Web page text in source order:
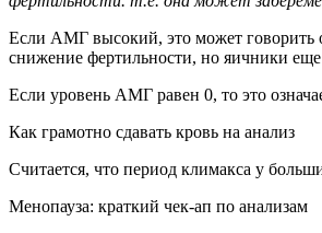
Если АМГ высокий, это может говорить
снижение фертильности, но яичники
Если уровень АМГ равен 0, то это
Как грамотно сдавать кровь на анализ
Считается, что период климакса у
Менопауза: краткий чек-ап по анализам